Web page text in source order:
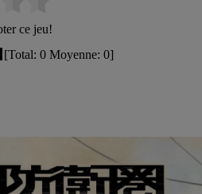
ce jeu!
[Total: 0 Moyenne: 0]